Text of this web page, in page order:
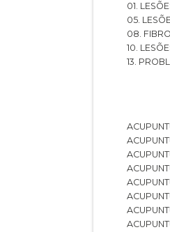
01.
05.
08.
10.
13.